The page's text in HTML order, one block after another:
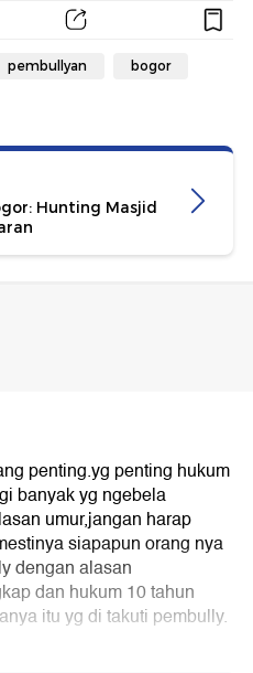
pembullyan bogor
Hunting Masjid